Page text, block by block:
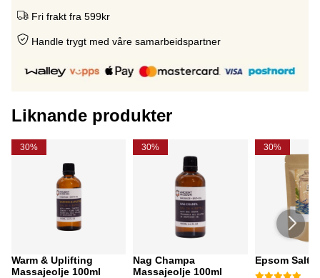
Fri frakt fra 599kr
Handle trygt med våre samarbeidspartner
Liknande produkter
30%
Warm & Uplifting
Massajeolje 100ml
30%
Nag Champa
Massajeolje 100ml
30%
Epsom Salt